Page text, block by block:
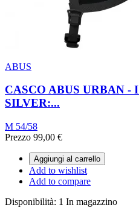
ABUS
CASCO ABUS URBAN -
SILVER:...
M 54/58
Prezzo 99,00 €
Aggiungi al carrello
Add to wishlist
Add to compare
Disponibilità: 1 In magazzino